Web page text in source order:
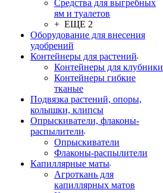
Средства для выгребных
ям и туалетов
+ ЕЩЕ 2
Оборудование для внесения
удобрений
Контейнеры для растений
Контейнеры для клубники
Контейнеры гибкие
тканые
Подвязка растений, опоры,
колышки, клипсы
Опрыскиватели, флаконы-
распылители
Опрыскиватели
Флаконы-распылители
Капиллярные маты
Агроткань для
капиллярных матов